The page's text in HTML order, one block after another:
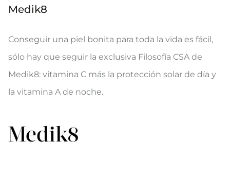
Medik8
Conseguir una piel bonita para toda la vida es fácil,
sólo hay que seguir la exclusiva Filosofía CSA de
Medik8: vitamina C más la protección solar de día y
la vitamina A de noche.